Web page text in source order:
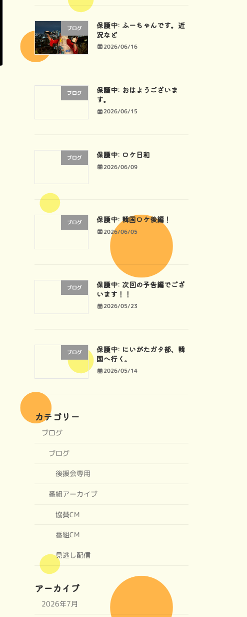
ブログ
保護中: ふーちゃんです。近
況など
2026/06/16
ブログ
保護中: おはようございま
す。
2026/06/15
ブログ 保護中: ロケ日和
2026/06/09
ブログ 保護中: 韓国ロケ後編！
2026/06/05
ブログ
保護中: 次回の予告編でござ
います！！
2026/05/23
ブログ
保護中: にいがたガタ部、韓
国へ行く。
2026/05/14
カテゴリー
ブログ
ブログ
後援会専用
番組アーカイブ
協賛CM
番組CM
見逃し配信
アーカイブ
2026年7月